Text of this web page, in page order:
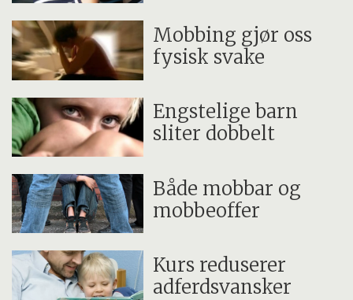
Mobbing gjør oss
fysisk svake
Engstelige barn
sliter dobbelt
Både mobbar og
mobbeoffer
Kurs reduserer
adferdsvansker